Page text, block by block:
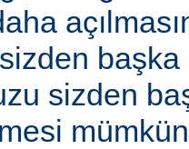
başka
sizden